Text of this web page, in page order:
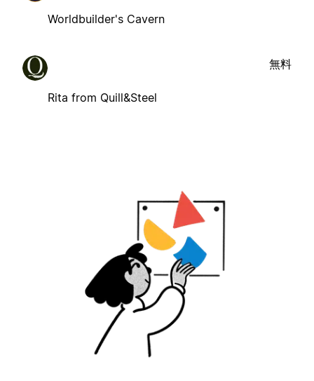
Worldbuilder's Cavern
Rita from Quill&Steel
無料